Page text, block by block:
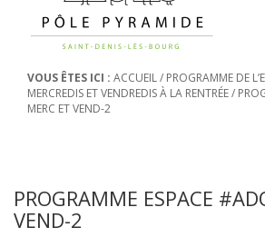
VOUS ÊTES ICI : ACCUEIL/ PROGRAMME DE
MERCREDIS ET VENDREDIS À LA RENTRÉE/
MERC ET VEND-2
PROGRAMME ESPACE
VEND-2